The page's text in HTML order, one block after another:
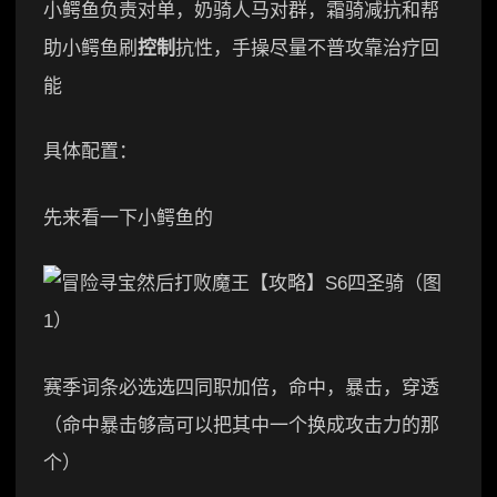
小鳄鱼负责对单，奶骑人马对群，霜骑减抗和帮
助小鳄鱼刷 控制抗性，手操尽量不普攻靠治疗回
能
具体配置：
先来看一下小鳄鱼的
赛季词条必选选四同职加倍，命中，暴击，穿透
（命中暴击够高可以把其中一个换成攻击力的那
个）